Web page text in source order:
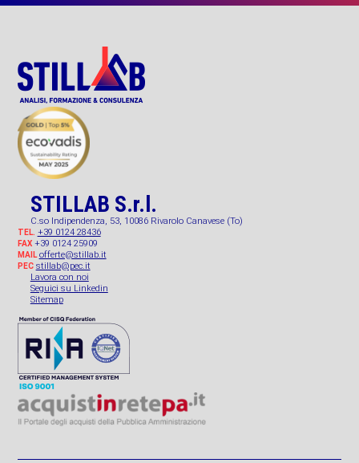
STILLAB S.r.l.
C.so Indipendenza, 53, 10086 Rivarolo Canavese (To)
TEL. +39 0124 28436
FAX+39 0124 25909
MAIL offerte@stillab.it
PEC stillab@pec.it
Lavora con noi
Seguici su Linkedin
Sitemap